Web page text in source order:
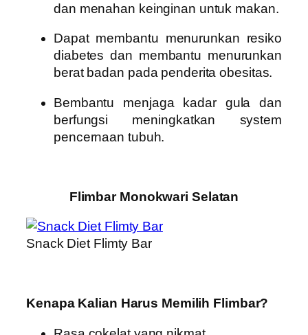
dan menahan keinginan untuk makan.
Dapat membantu menurunkan resiko
diabetes dan membantu menurunkan
berat badan pada penderita obesitas.
Bembantu menjaga kadar gula dan
berfungsi meningkatkan system
pencernaan tubuh.
Flimbar Monokwari Selatan
Snack Diet Flimty Bar
Kenapa Kalian Harus Memilih Flimbar?